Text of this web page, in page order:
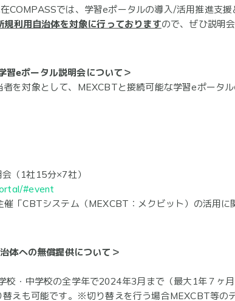
COMPASSでは、学習eポータルの導入/活用推進支援
利用自治体を対象に行っておりますので、ぜひ説明
習eポータル説明会について＞
を対象として、MEXCBTと接続可能な学習eポータ
（1社15分×7社）
#event
「CBTシステム（MEXCBT：メクビット）の活用に
体への無償提供について＞
校・中学校の全学年で2024年3月まで（最大1年７ヶ
替えも可能です。※切り替えを行う場合MEXCBT等の